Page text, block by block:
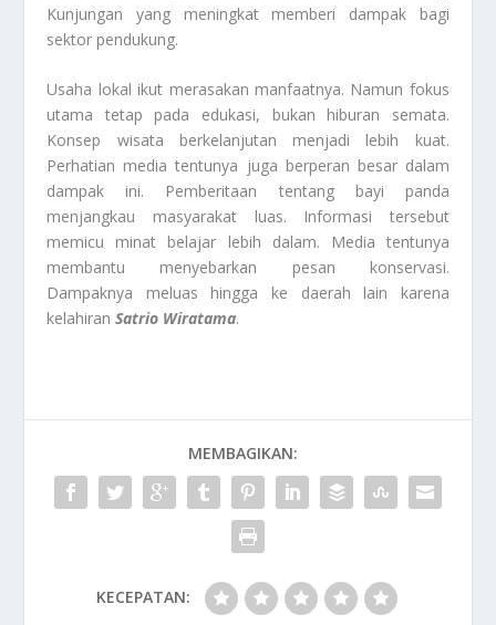
Kunjungan yang meningkat memberi dampak bagi
sektor pendukung.
Usaha lokal ikut merasakan manfaatnya. Namun fokus
utama tetap pada edukasi, bukan hiburan semata.
Konsep wisata berkelanjutan menjadi lebih kuat.
Perhatian media tentunya juga berperan besar dalam
dampak ini. Pemberitaan tentang bayi panda
menjangkau masyarakat luas. Informasi tersebut
memicu minat belajar lebih dalam. Media tentunya
membantu menyebarkan pesan konservasi.
Dampaknya meluas hingga ke daerah lain karena
kelahiranSatrio Wiratama.
MEMBAGIKAN:
KECEPATAN: